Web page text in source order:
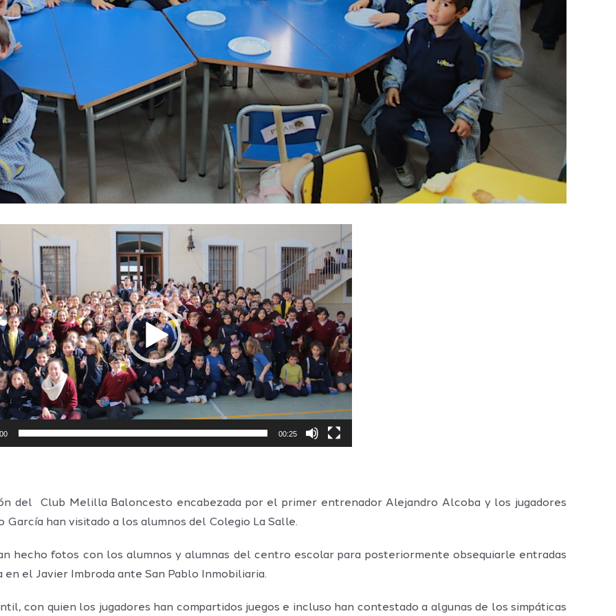
Reproductor
de
vídeo
00:25
del Club Melilla Baloncesto encabezada por el primer entrenador Alejandro Alcoba y los jugadores
han visitado a los alumnos del Colegio La Salle.
hecho fotos con los alumnos y alumnas del centro escolar para posteriormente obsequiarle entradas
el Javier Imbroda ante San Pablo Inmobiliaria.
con quien los jugadores han compartidos juegos e incluso han contestado a algunas de los simpáticas